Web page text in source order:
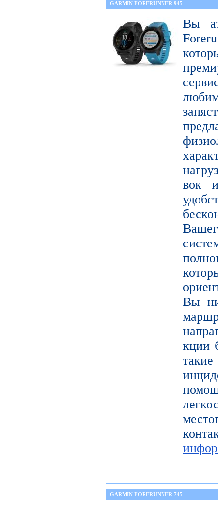
GARMIN FORERUNNER 945
Вы
вок
Вы
кции
GARMIN FORERUNNER 745